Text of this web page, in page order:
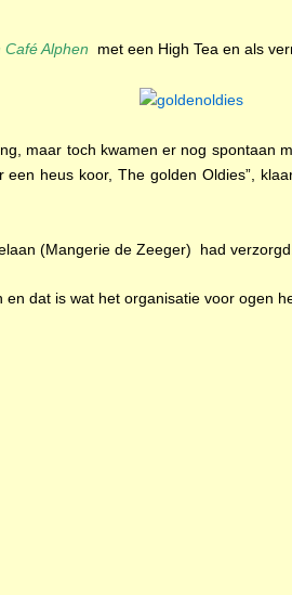
CaféAlphen met een High Tea en als
maar toch kwamen er nog spontaan
heus koor, The golden Oldies”,
(Mangerie de Zeeger) had verzorgd.
dat is wat het organisatie voor ogen